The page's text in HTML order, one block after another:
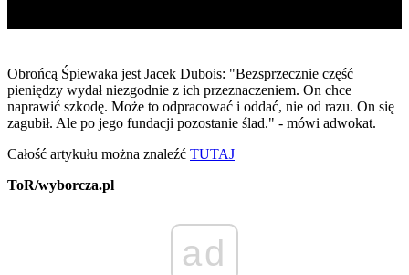
Obrońcą Śpiewaka jest Jacek Dubois: "Bezsprzecznie część
pieniędzy wydał niezgodnie z ich przeznaczeniem. On chce
naprawić szkodę. Może to odpracować i oddać, nie od razu. On się
zagubił. Ale po jego fundacji pozostanie ślad." - mówi adwokat.
Całość artykułu można znaleźć TUTAJ
ToR/wyborcza.pl
ad